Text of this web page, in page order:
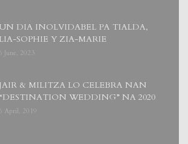
UN DIA INOLVIDABEL PA TIALDA,
LIA-SOPHIE Y ZIA-MARIE
June, 2023
JAIR & MILITZA LO CELEBRA NAN
“DESTINATION WEDDING” NA 2020
April, 2019